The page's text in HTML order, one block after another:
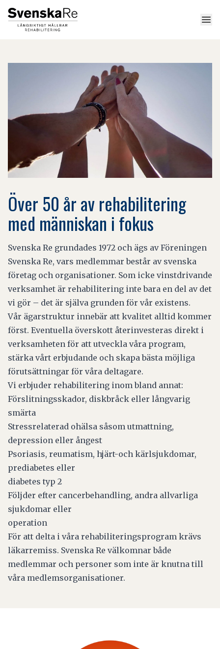
Över 50 år av rehabilitering
med människan i fokus
Svenska Re grundades 1972 och ägs av Föreningen
Svenska Re, vars medlemmar består av svenska
företag och organisationer. Som icke vinstdrivande
verksamhet är rehabilitering inte bara en del av det
vi gör – det är själva grunden för vår existens.
Vår ägarstruktur innebär att kvalitet alltid kommer
först. Eventuella överskott återinvesteras direkt i
verksamheten för att utveckla våra program,
stärka vårt erbjudande och skapa bästa möjliga
förutsättningar för våra deltagare.
Vi erbjuder rehabilitering inom bland annat:
Förslitningsskador, diskbråck eller långvarig
smärta
Stressrelaterad ohälsa såsom utmattning,
depression eller ångest
Psoriasis, reumatism, hjärt-och kärlsjukdomar,
prediabetes eller
diabetes typ 2
Följder efter cancerbehandling, andra allvarliga
sjukdomar eller
operation
För att delta i våra rehabiliteringsprogram krävs
läkarremiss. Svenska Re välkomnar både
medlemmar och personer som inte är knutna till
våra medlemsorganisationer.